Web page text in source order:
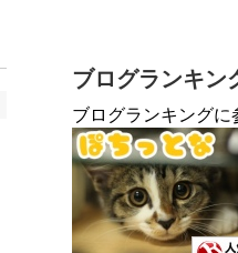
ブログランキン
ブログランキングに